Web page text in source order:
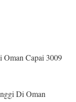
Oman Capai 3009
Di Oman